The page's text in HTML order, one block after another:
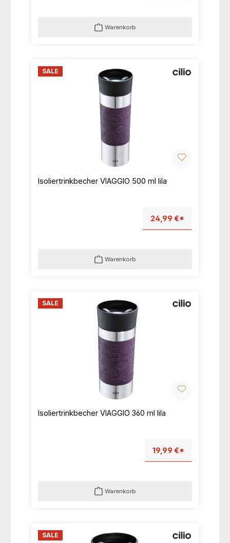
Warenkorb
SALE
Isoliertrinkbecher VIAGGIO 500 ml lila
24,99 €*
Warenkorb
SALE
Isoliertrinkbecher VIAGGIO 360 ml lila
19,99 €*
Warenkorb
SALE